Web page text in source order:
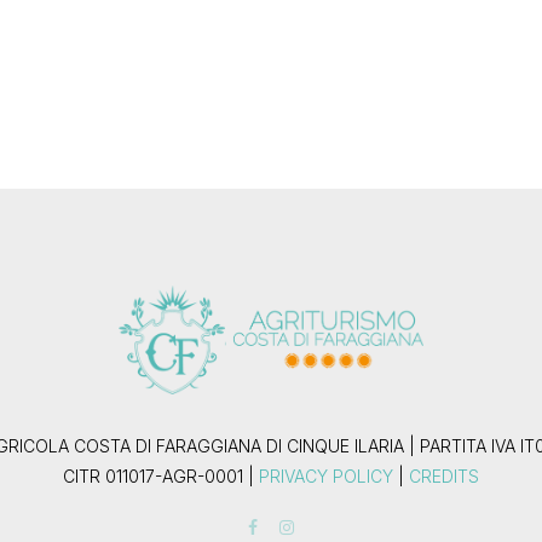
COSTA DI FARAGGIANA DI CINQUE ILARIA | PARTITA IVA
CITR 011017-AGR-0001 | PRIVACY POLICY CREDITS